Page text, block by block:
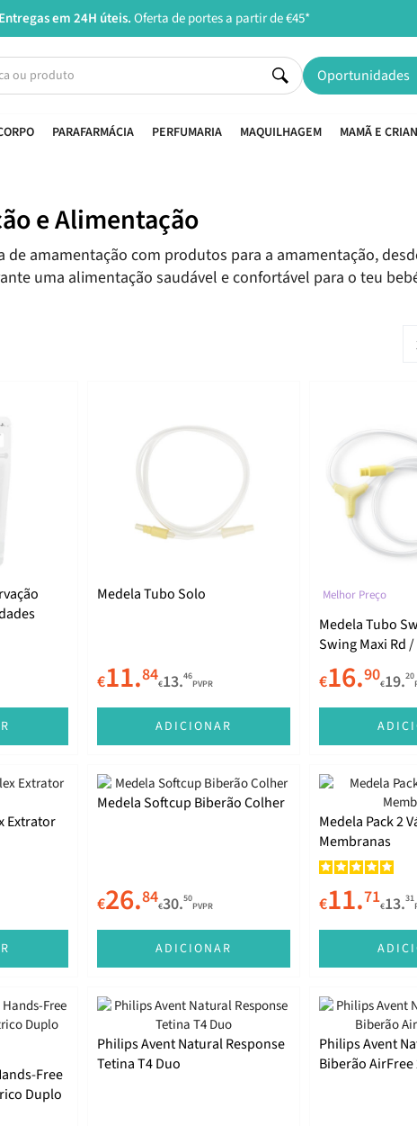
Entregas em 24H úteis.Oferta de portes a partir de €45*
Oportunidades
PARAFARMÁCIA PERFUMARIA MAQUILHAGEM MAMÃ E
e Alimentação
de amamentação com produtos para a amamentação,
uma alimentação saudável e confortável para o teu
Medela Tubo Solo
€11.84€13.46
PVPR
ADICIONAR
Melhor Preço
Medela Tubo
Swing Maxi Rd
€16.90€19.20
Extrator
Medela Softcup Biberão Colher
€26.84€30.50
PVPR
ADICIONAR
Medela Pack 2
Membranas
€11.71€13.31
Free
Duplo
Philips Avent Natural Response
Tetina T4 Duo
Philips Avent
Biberão